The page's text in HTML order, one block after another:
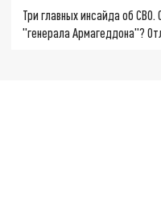
Три главных инсайда об
"генерала Армагеддона"?